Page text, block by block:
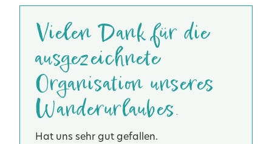
Vielen Dank für die
ausgezeichnete
Organisation unseres
Wanderurlaubes.
Hat uns sehr gut gefallen.